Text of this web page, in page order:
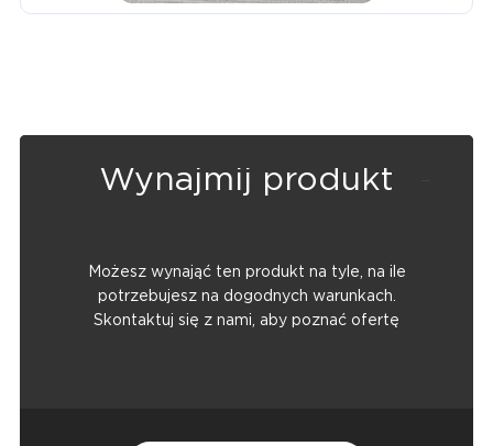
Wynajmij produkt
Możesz wynająć ten produkt na tyle, na ile
potrzebujesz na dogodnych warunkach.
Skontaktuj się z nami, aby poznać ofertę